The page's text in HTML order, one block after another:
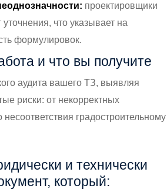
проектировщики
что указывает на
формулировок.
и что вы получите
аудита вашего ТЗ, выявляя
риски: от некорректных
несоответствия градостроительному
и технически
который: